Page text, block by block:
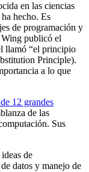
en las ciencias
hecho. Es
de programación y
publicó el
llamó “el principio
Principle).
a lo que
12 grandes
de las
Sus
de
datos y manejo de